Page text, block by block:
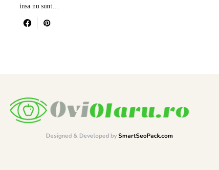
insa nu sunt…
Designed & Developed bySmartSeoPack.com